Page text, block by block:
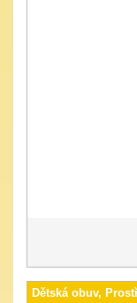
Dětská obuv,